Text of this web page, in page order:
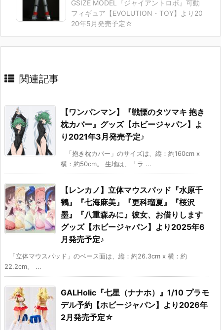
GSIZE MODEL『ジャイアントロボ』可動
フィギュア【EVOLUTION・TOY】より20
20年5月発売予定☆
関連記事
【ワンパンマン】『戦慄のタツマキ 抱き
枕カバー』グッズ【ホビージャパン】よ
り2021年3月発売予定♪
「抱き枕カバー」のサイズは、縦：約160cm x
横：約50cm。 生地は、「ラ ...
【レンカノ】立体マウスパッド『水原千
鶴』『七海麻美』『更科瑠夏』『桜沢
墨』『八重森みに』彼女、お借りします
グッズ【ホビージャパン】より2025年6
月発売予定♪
「立体マウスパッド」のベース面は、縦：約26.3cm x 横：約
22.2cm。 ...
GALHolic『七星（ナナホ）』1/10 プラモ
デル予約【ホビージャパン】より2026年
2月発売予定☆